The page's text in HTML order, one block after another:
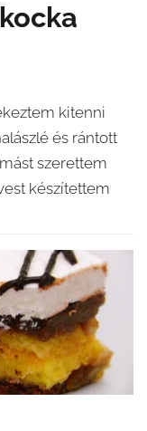
kitenni
és rántott
szerettem
készítettem